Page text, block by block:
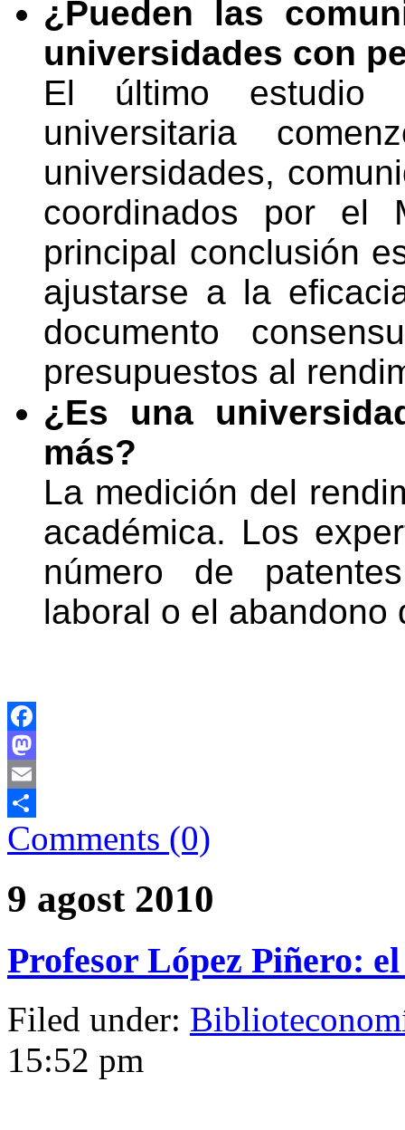
¿Pueden las
universidades con
El último estudio
universitaria
universidades,
coordinados por el
principal conclusión
ajustarse a la
documento
presupuestos al
¿Es una
más?
La medición del
académica. Los
número de
laboral o el abandono
Facebook
Mastodon
Email
Comparteix
Comments (0)
9 agost 2010
Profesor López Piñero:
Filed under:
15:52 pm